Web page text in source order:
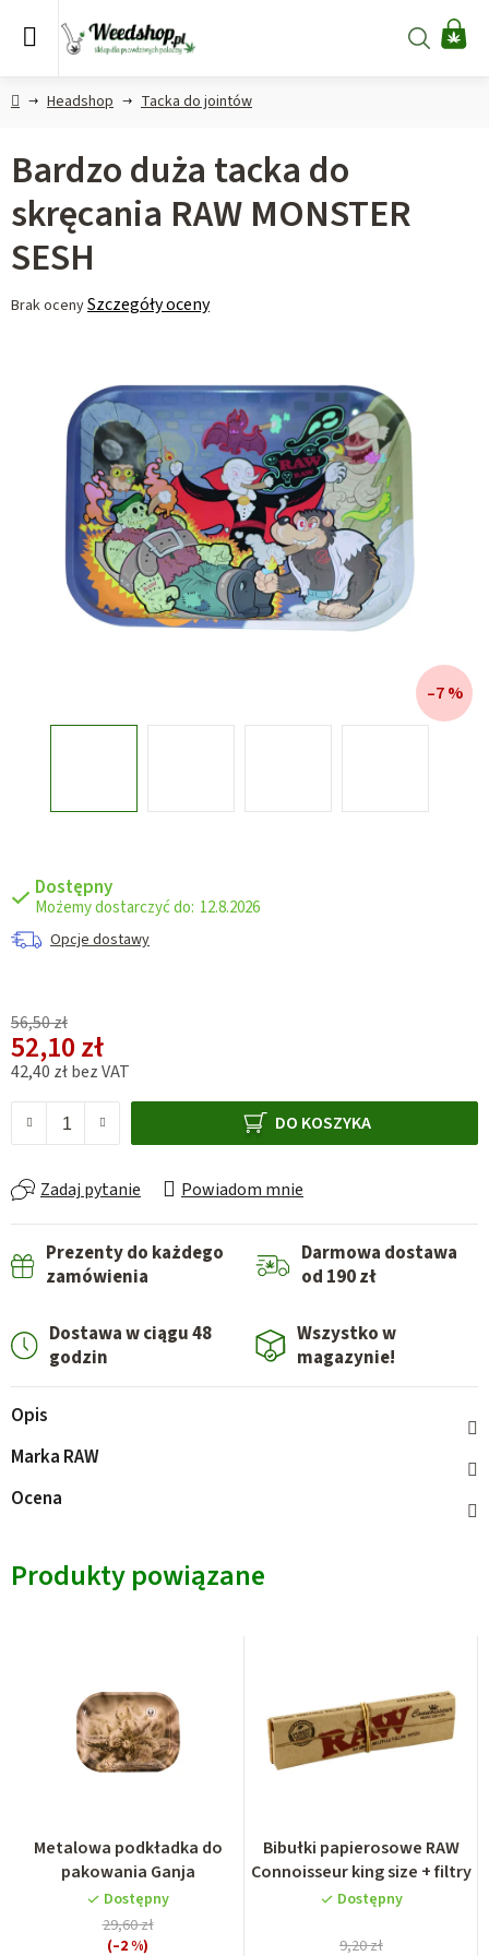
Szukaj
HomeHeadshop Tacka do jointów
Dostępny
12.8.2026
Opcje dostawy
56,50 zł
52,10 zł
42,40 zł bez VAT
DO KOSZYKA
Zadaj pytanie Powiadom mnie
Bardzo duża tacka do
skręcania RAW MONSTER
SESH
Średnia
gwiazdek.
Brak ocenySzczegóły oceny
–7 %
Prezenty do każdego
zamówienia
Darmowa dostawa
od 190 zł
Dostawa w ciągu 48
godzin
Wszystko w
magazynie!
Opis
Marka RAW
Ocena
Produkty powiązane
Metalowa podkładka do
pakowania Ganja
Dostępny
29,60 zł
(–2 %)
Bibułki papierosowe RAW
Connoisseur king size + filtry
Dostępny
9,20 zł